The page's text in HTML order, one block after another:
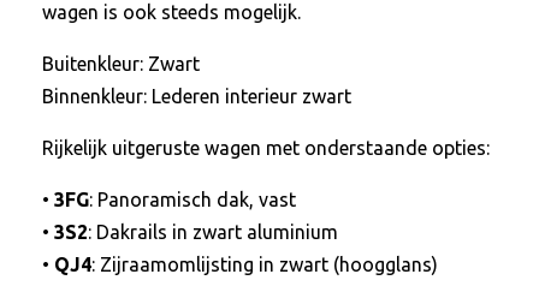
wagen is ook steeds mogelijk.
Buitenkleur: Zwart
Binnenkleur: Lederen interieur zwart
Rijkelijk uitgeruste wagen met onderstaande opties:
• 3FG: Panoramisch dak, vast
• 3S2: Dakrails in zwart aluminium
• QJ4: Zijraamomlijsting in zwart (hoogglans)